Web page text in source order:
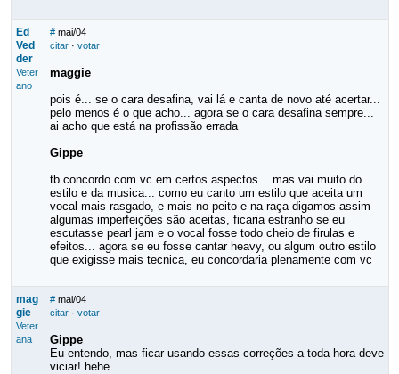
Ed_
Ved
der
Veter
ano
# mai/04
citar· votar
maggie
pois é... se o cara desafina, vai lá e canta de novo até acertar...
pelo menos é o que acho... agora se o cara desafina sempre...
ai acho que está na profissão errada
Gippe
tb concordo com vc em certos aspectos... mas vai muito do
estilo e da musica... como eu canto um estilo que aceita um
vocal mais rasgado, e mais no peito e na raça digamos assim
algumas imperfeições são aceitas, ficaria estranho se eu
escutasse pearl jam e o vocal fosse todo cheio de firulas e
efeitos... agora se eu fosse cantar heavy, ou algum outro estilo
que exigisse mais tecnica, eu concordaria plenamente com vc
mag
gie
Veter
ana
# mai/04
citar· votar
Gippe
Eu entendo, mas ficar usando essas correções a toda hora deve
viciar! hehe